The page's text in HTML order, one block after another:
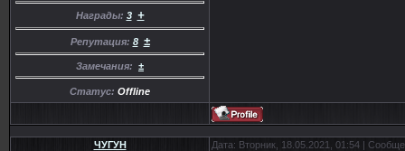
Награды: 3 +
Репутация: 8 ±
Замечания: ±
Статус: Offline
ЧУГУН Дата: Вторник, 18.05.2021, 01:54 |